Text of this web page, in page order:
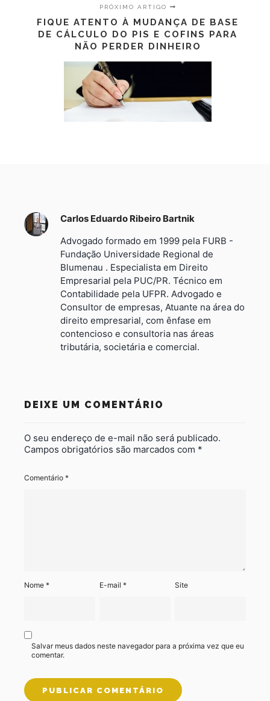
PRÓXIMO ARTIGO
FIQUE ATENTO À MUDANÇA DE BASE
DE CÁLCULO DO PIS E COFINS PARA
NÃO PERDER DINHEIRO
Carlos Eduardo Ribeiro Bartnik
Advogado formado em 1999 pela FURB -
Fundação Universidade Regional de
Blumenau . Especialista em Direito
Empresarial pela PUC/PR. Técnico em
Contabilidade pela UFPR. Advogado e
Consultor de empresas, Atuante na área do
direito empresarial, com ênfase em
contencioso e consultoria nas áreas
tributária, societária e comercial.
DEIXE UM COMENTÁRIO
O seu endereço de e-mail não será publicado.
Campos obrigatórios são marcados com *
Comentário *
Nome * E-mail* Site
Salvar meus dados neste navegador para a próxima vez que eu
comentar.